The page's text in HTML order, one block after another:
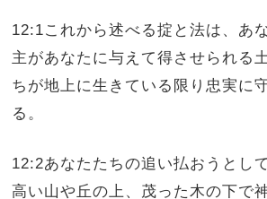
12:1これから述べる掟と法は、あ
主があなたに与えて得させられる
ちが地上に生きている限り忠実に
る。
12:2あなたたちの追い払おうとし
高い山や丘の上、茂った木の下で